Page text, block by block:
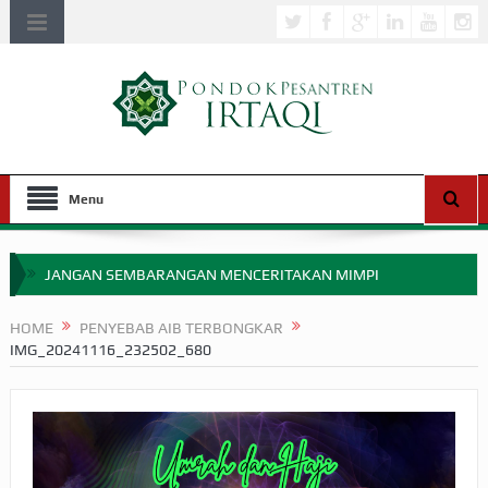
Menu
JANGAN SEMBARANGAN MENCERITAKAN MIMPI
MIMPI YANG DIABAIKAN MENJELANG PERANG BADAR
SEBELUM TIBA SAAT WAJIB?
HAKIKAT NIKMAT DI DUNIA!
HOME
PENYEBAB AIB TERBONGKAR
IMG_20241116_232502_680